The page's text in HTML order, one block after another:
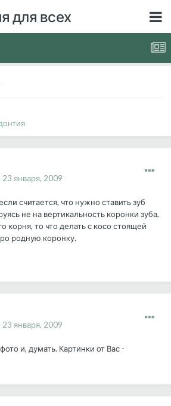
для всех
23 января, 2009
считается, что нужно ставить зуб
не на вертикальность коронки зуба,
корня, то что делать с косо стоящей
родную коронку.
23 января, 2009
и, думать. Картинки от Вас -